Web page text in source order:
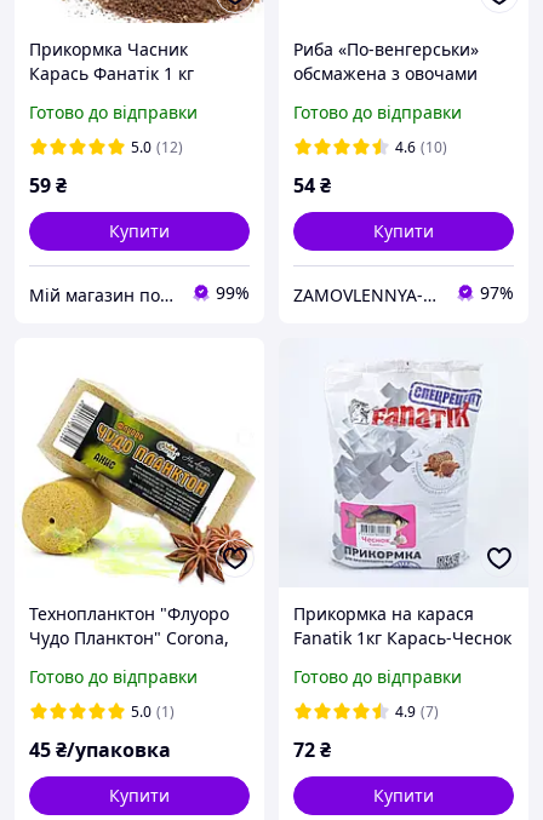
Прикормка Часник
Карась Фанатік 1 кг
Готово до відправки
5.0 (12)
59₴
Купити
Мій магазин покупок! 99%
Риба «По-венгерськи»
обсмажена з овочами
Готово до відправки
4.6 (10)
54₴
Купити
ZAMOVLENNYA-UA 97%
Технопланктон "Флуоро
Чудо Планктон" Corona,
Готово до відправки
5.0 (1)
45₴/упаковка
Купити
Прикормка на карася
Fanatik 1кг Карась-Чеснок
Готово до відправки
4.9 (7)
72₴
Купити